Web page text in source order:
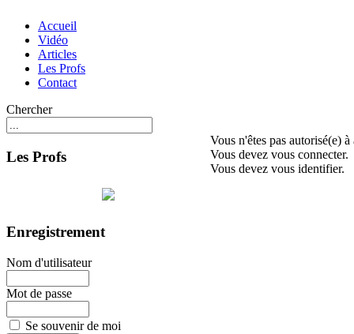
Accueil
Vidéo
Articles
Les Profs
Contact
Chercher
Les Profs
Enregistrement
Nom d'utilisateur
Mot de passe
Se souvenir de moi
Vous n'êtes pas autorisé(e)
Vous devez vous connecter.
Vous devez vous identifier.